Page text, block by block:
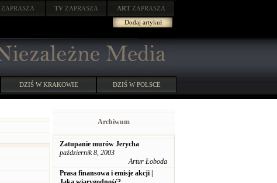
ZAPRASZA TV ZAPRASZA ART ZAPRASZA
Dodaj artykuł
DZIŚ W KRAKOWIE DZIŚ W POLSCE
Archiwum
Zatupanie murów Jerycha
październik 8, 2003
Artur Łoboda
Prasa finansowa i emisje akcji |